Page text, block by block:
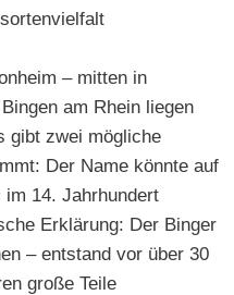
– mitten in
am Rhein liegen
gibt zwei mögliche
Der Name könnte auf
14. Jahrhundert
Erklärung: Der Binger
– entstand vor über 30
große Teile